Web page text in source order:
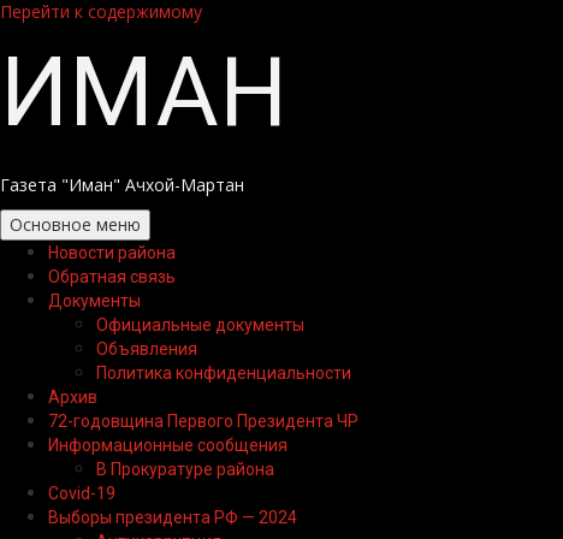
Перейти к содержимому
ИМАН
Газета "Иман" Ачхой-Мартан
Основное меню
Новости района
Обратная связь
Документы
Официальные документы
Объявления
Политика конфиденциальности
Архив
72-годовщина Первого Президента ЧР
Информационные сообщения
В Прокуратуре района
Covid-19
Выборы президента РФ — 2024